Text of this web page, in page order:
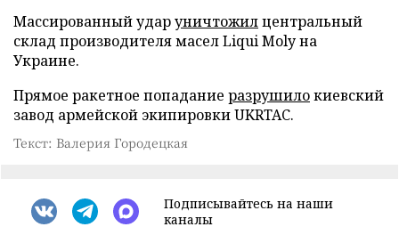
Массированный ударуничтожилцентральный
склад производителя масел Liqui Moly на
Украине.
Прямое ракетное попадание разрушилокиевский
завод армейской экипировки UKRTAC.
Текст: Валерия Городецкая
Подписывайтесь на наши
каналы